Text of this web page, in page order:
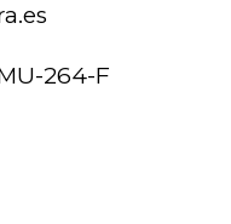
264-F